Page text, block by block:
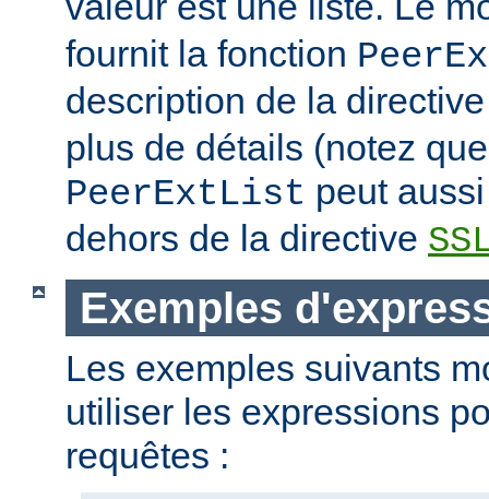
fournit la fonction
description de la
plus de détails (notez
PeerExtList peut
dehors de la directive
Exemples
Les exemples suivants
utiliser les expressions
requêtes :